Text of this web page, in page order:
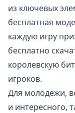
из ключевых
бесплатная
каждую игру
бесплатно
королевскую
игроков.
Для молодежи,
и интересного,